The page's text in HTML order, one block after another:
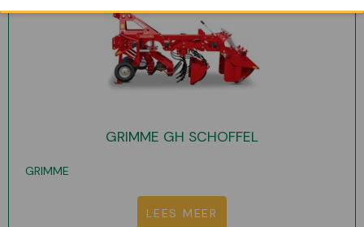
GRIMME GH SCHOFFEL
GRIMME
LEES MEER